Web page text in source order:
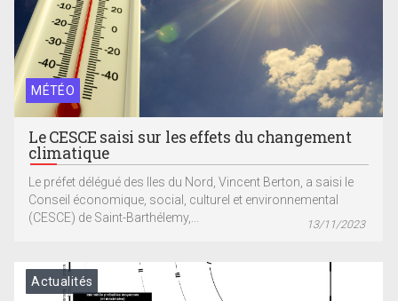
MÉTÉO
Le CESCE saisi sur les effets du changement
climatique
Le préfet délégué des Iles du Nord, Vincent Berton, a saisi le
Conseil économique, social, culturel et environnemental
(CESCE) de Saint-Barthélemy,...
13/11/2023
Actualités